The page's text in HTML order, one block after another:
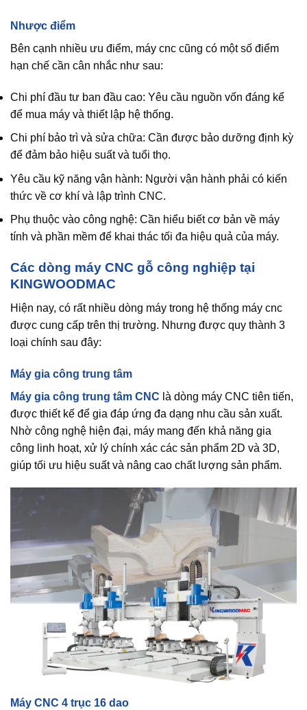
Nhược điểm
Bên cạnh nhiều ưu điểm, máy cnc cũng có một số điểm
hạn chế cần cân nhắc như sau:
Chi phí đầu tư ban đầu cao: Yêu cầu nguồn vốn đáng kể
để mua máy và thiết lập hệ thống.
Chi phí bảo trì và sửa chữa: Cần được bảo dưỡng định kỳ
để đảm bảo hiệu suất và tuổi thọ.
Yêu cầu kỹ năng vận hành: Người vận hành phải có kiến
thức về cơ khí và lập trình CNC.
Phụ thuộc vào công nghệ: Cần hiểu biết cơ bản về máy
tính và phần mềm để khai thác tối đa hiệu quả của máy.
Các dòng máy CNC gỗ công nghiệp tại
KINGWOODMAC
Hiện nay, có rất nhiều dòng máy trong hệ thống máy cnc
được cung cấp trên thị trường. Nhưng được quy thành 3
loại chính sau đây:
Máy gia công trung tâm
Máy gia công trung tâm CNC là dòng máy CNC tiên tiến,
được thiết kế để gia đáp ứng đa dạng nhu cầu sản xuất.
Nhờ công nghệ hiện đại, máy mang đến khả năng gia
công linh hoạt, xử lý chính xác các sản phẩm 2D và 3D,
giúp tối ưu hiệu suất và nâng cao chất lượng sản phẩm.
Máy CNC 4 trục 16 dao